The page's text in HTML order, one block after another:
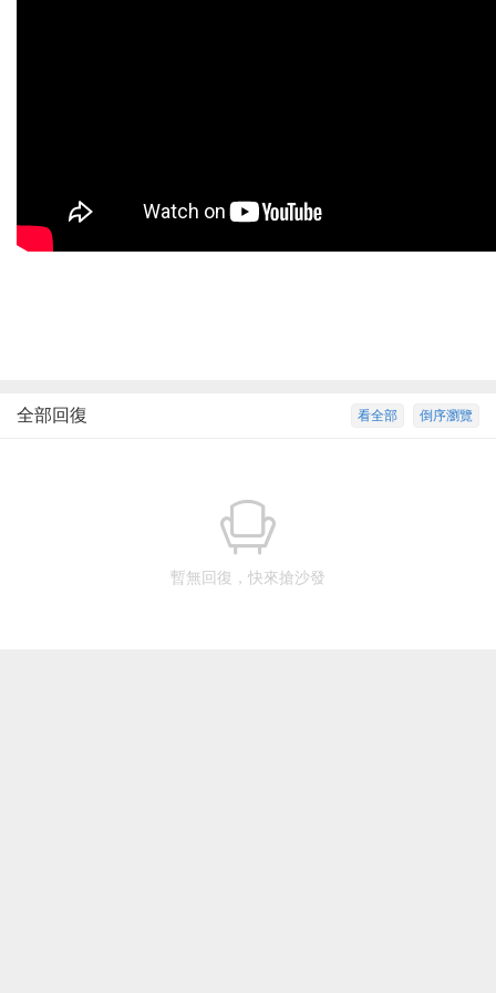
倒序瀏覽
看全部
全部回復
暫無回復，快來搶沙發